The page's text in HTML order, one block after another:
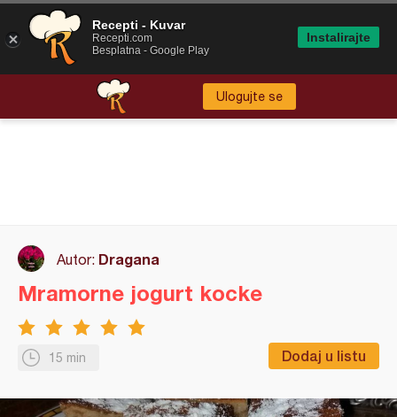
Ulogujte se
Autor: Dragana
15 min Dodaj u listu
Mramorne jogurt kocke
Recepti - Kuvar
Recepti.com
Besplatna - Google Play
Instalirajte